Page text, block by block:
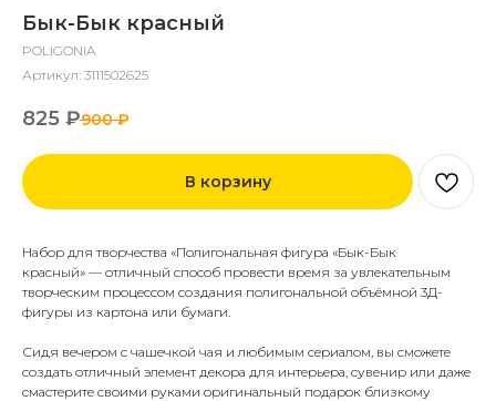
Бык-Бык красный
POLIGONIA
Артикул: 3111502625
825 ₽900 ₽
В корзину
Набор для творчества «Полигональная фигура «Бык-Бык
красный» — отличный способ провести время за увлекательным
творческим процессом создания полигональной объёмной 3Д-
фигуры из картона или бумаги.
Сидя вечером с чашечкой чая и любимым сериалом, вы сможете
создать отличный элемент декора для интерьера, сувенир или даже
смастерите своими руками оригинальный подарок близкому